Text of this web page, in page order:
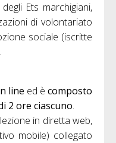
Ets marchigiani,
di volontariato
sociale (iscritte
line ed è composto
2 ore ciascuno.
in diretta web,
mobile) collegato